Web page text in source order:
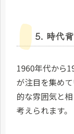
5. 時代
1960年代から
が注目を集め
的な雰囲気と
考えられます。